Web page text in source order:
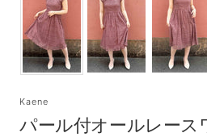
パール付オールレース
Kaene